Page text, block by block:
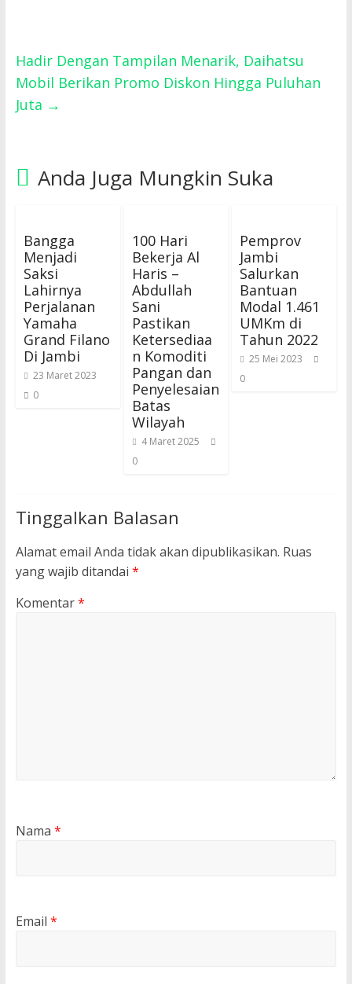
Hadir Dengan Tampilan Menarik, Daihatsu
Mobil Berikan Promo Diskon Hingga Puluhan
Juta →
Anda Juga Mungkin Suka
Bangga
Menjadi
Saksi
Lahirnya
Perjalanan
Yamaha
Grand Filano
Di Jambi
23 Maret 2023
0
100 Hari
Bekerja Al
Haris –
Abdullah
Sani
Pastikan
Ketersediaa
n Komoditi
Pangan dan
Penyelesaian
Batas
Wilayah
4 Maret 2025
0
Pemprov
Jambi
Salurkan
Bantuan
Modal 1.461
UMKm di
Tahun 2022
25 Mei 2023
0
Tinggalkan Balasan
Alamat email Anda tidak akan dipublikasikan. Ruas
yang wajib ditandai *
Komentar*
Nama *
Email *